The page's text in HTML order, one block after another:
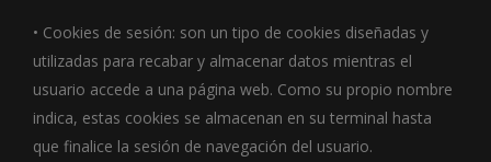
• Cookies de sesión: son un tipo de cookies diseñadas y
utilizadas para recabar y almacenar datos mientras el
usuario accede a una página web. Como su propio nombre
indica, estas cookies se almacenan en su terminal hasta
que finalice la sesión de navegación del usuario.